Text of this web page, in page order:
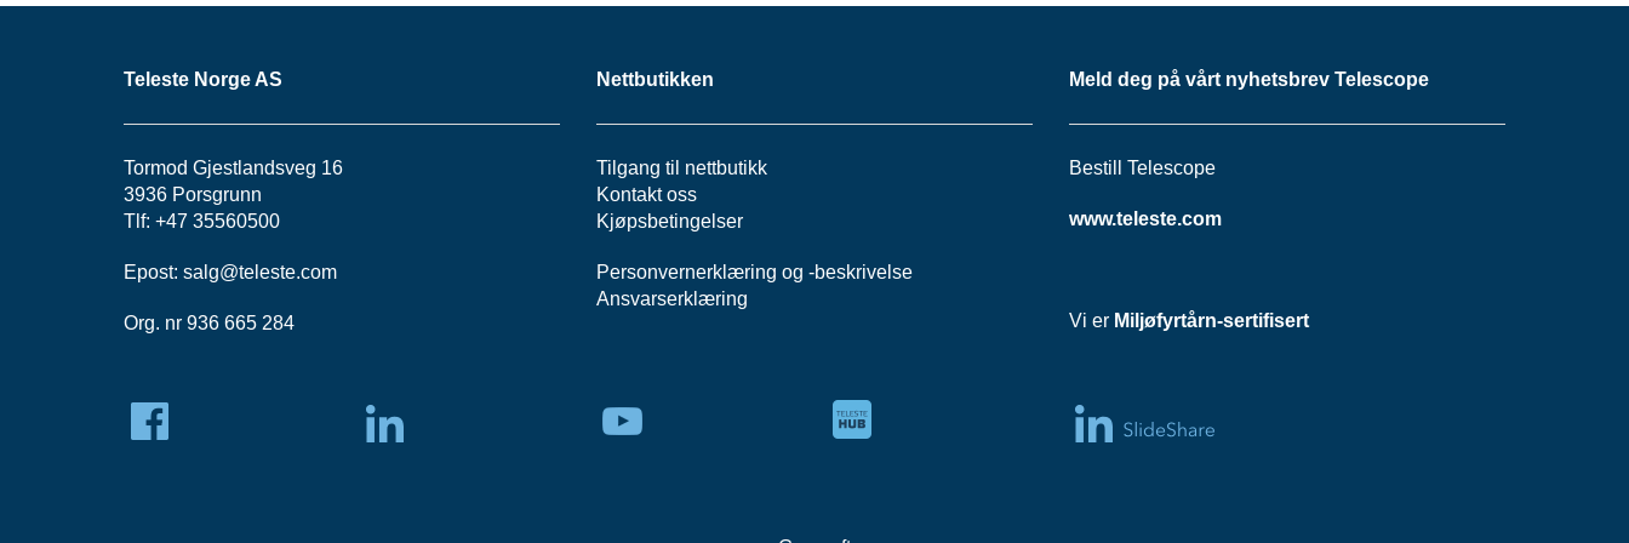
Teleste Norge AS
Tormod Gjestlandsveg 16
3936 Porsgrunn
Tlf: +47 35560500
Epost: salg@teleste.com
Org. nr 936 665 284
Nettbutikken
Tilgang til nettbutikk
Kontakt oss
Kjøpsbetingelser
Personvernerklæring og -beskrivelse
Ansvarserklæring
Meld deg på vårt nyhetsbrev Telescope
Bestill Telescope
www.teleste.com
Vi er Miljøfyrtårn-sertifisert